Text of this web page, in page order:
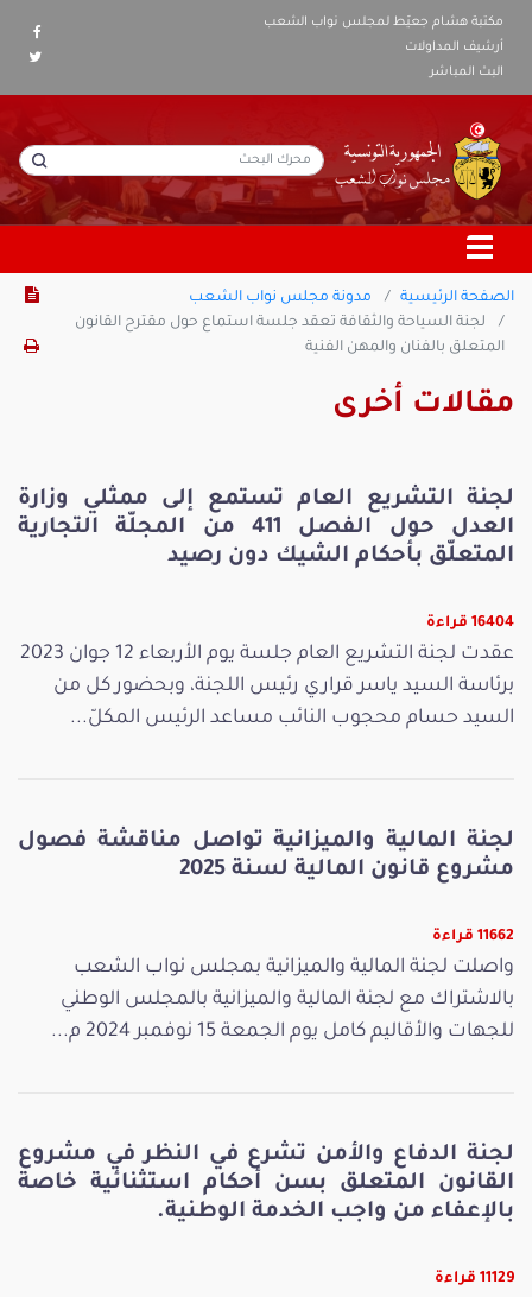
مكتبة هشام جعيّط لمجلس نواب الشعب
أرشيف المداولات
البث المباشر
الصفحة الرئيسية
مدونة مجلس نواب الشعب
لجنة السياحة والثقافة تعقد جلسة استماع حول مقترح القانون
المتعلق بالفنان والمهن الفنية
مقالات أخرى
لجنة التشريع العام تستمع إلى ممثلي وزارة
العدل حول الفصل 411 من المجلّة التجارية
المتعلّق بأحكام الشيك دون رصيد
16404 قراءة
عقدت لجنة التشريع العام جلسة يوم الأربعاء 12 جوان 2023
برئاسة السيد ياسر قراري رئيس اللجنة، وبحضور كل من
السيد حسام محجوب النائب مساعد الرئيس المكلّ...
لجنة المالية والميزانية تواصل مناقشة فصول
مشروع قانون المالية لسنة 2025
11662 قراءة
واصلت لجنة المالية والميزانية بمجلس نواب الشعب
بالاشتراك مع لجنة المالية والميزانية بالمجلس الوطني
للجهات والأقاليم كامل يوم الجمعة 15 نوفمبر 2024 م...
لجنة الدفاع والأمن تشرع في النظر في مشروع
القانون المتعلق بسن أحكام استثنائية خاصة
بالإعفاء من واجب الخدمة الوطنية.
11129 قراءة